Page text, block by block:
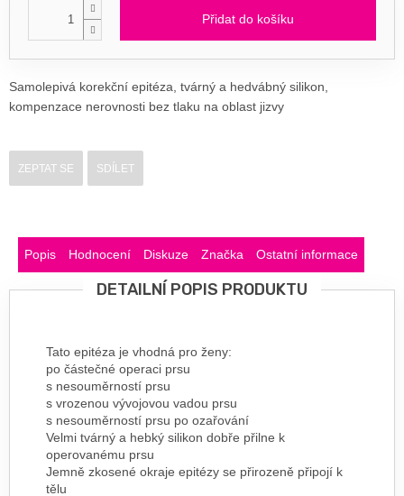
Přidat do košíku
Samolepivá korekční epitéza, tvárný a hedvábný silikon,
kompenzace nerovnosti bez tlaku na oblast jizvy
ZEPTAT SE SDÍLET
Popis Hodnocení Diskuze Značka Ostatní informace
DETAILNÍ POPIS PRODUKTU
Tato epitéza je vhodná pro ženy:
po částečné operaci prsu
s nesouměrností prsu
s vrozenou vývojovou vadou prsu
s nesouměrností prsu po ozařování
Velmi tvárný a hebký silikon dobře přilne k
operovanému prsu
Jemně zkosené okraje epitézy se přirozeně připojí k
tělu